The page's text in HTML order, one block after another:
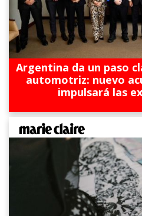
Argentina da un paso
automotriz: nuevo
impulsará las